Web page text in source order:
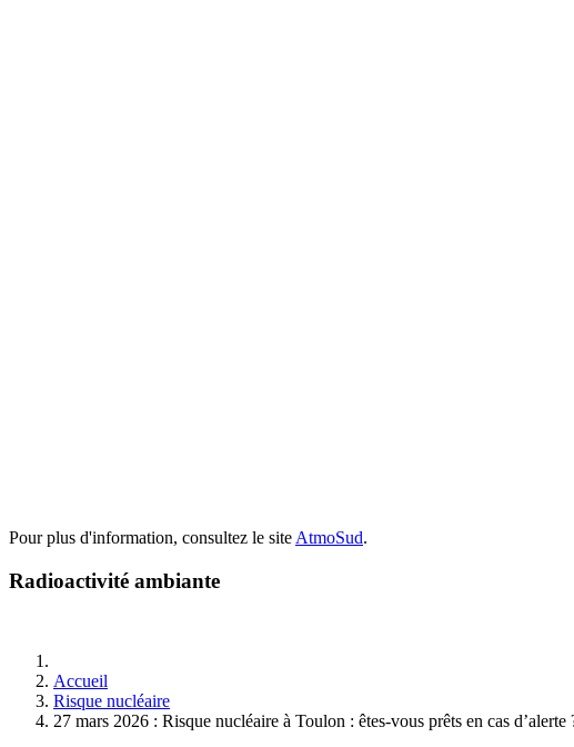
Pour plus d'information, consultez le site AtmoSud.
Radioactivité ambiante
Accueil
Risque nucléaire
27 mars 2026 : Risque nucléaire à Toulon : êtes-vous prêts en cas d’alerte